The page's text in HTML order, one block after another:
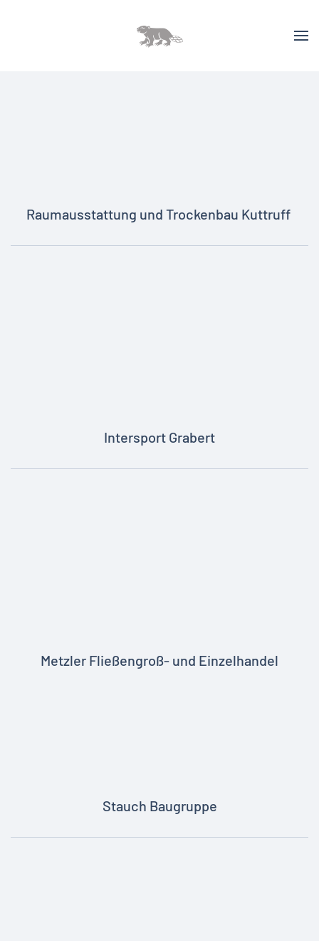
Raumausstattung und Trockenbau Kuttruff
Intersport Grabert
Metzler Fließengroß- und Einzelhandel
Stauch Baugruppe